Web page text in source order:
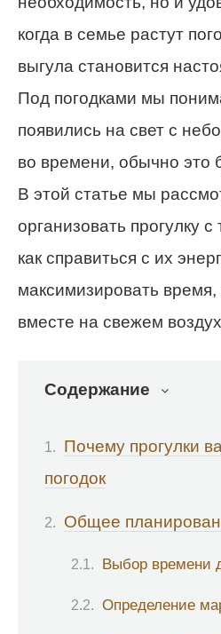
когда в семье растут
выгула становится
Под погодками мы
появились на свет с
во времени, обычно это
В этой статье мы
организовать прогулку
как справиться с их
максимизировать
вместе на свежем
Содержание
Почему прогулки
погодок
Общее
Выбор времени
Определение